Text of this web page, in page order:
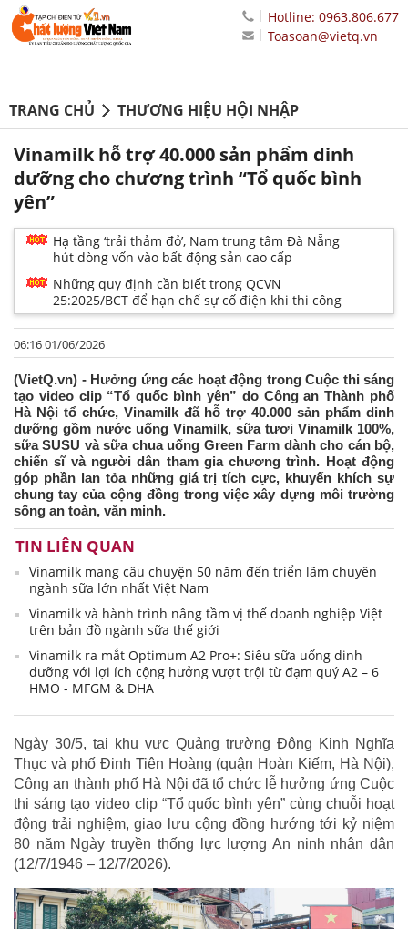
Hotline: 0963.806.677
Toasoan@vietq.vn
TRANG CHỦ THƯƠNG HIỆU HỘI NHẬP
Vinamilk hỗ trợ 40.000 sản phẩm dinh
dưỡng cho chương trình “Tổ quốc bình
yên”
Hạ tầng ‘trải thảm đỏ’, Nam trung tâm Đà Nẵng
hút dòng vốn vào bất động sản cao cấp
Những quy định cần biết trong QCVN
25:2025/BCT để hạn chế sự cố điện khi thi công
06:16 01/06/2026
(VietQ.vn) - Hưởng ứng các hoạt động trong Cuộc thi sáng
tạo video clip “Tổ quốc bình yên” do Công an Thành phố
Hà Nội tổ chức, Vinamilk đã hỗ trợ 40.000 sản phẩm dinh
dưỡng gồm nước uống Vinamilk, sữa tươi Vinamilk 100%,
sữa SUSU và sữa chua uống Green Farm dành cho cán bộ,
chiến sĩ và người dân tham gia chương trình. Hoạt động
góp phần lan tỏa những giá trị tích cực, khuyến khích sự
chung tay của cộng đồng trong việc xây dựng môi trường
sống an toàn, văn minh.
TIN LIÊN QUAN
Vinamilk mang câu chuyện 50 năm đến triển lãm chuyên
ngành sữa lớn nhất Việt Nam
Vinamilk và hành trình nâng tầm vị thế doanh nghiệp Việt
trên bản đồ ngành sữa thế giới
Vinamilk ra mắt Optimum A2 Pro+: Siêu sữa uống dinh
dưỡng với lợi ích cộng hưởng vượt trội từ đạm quý A2 – 6
HMO - MFGM & DHA
Ngày 30/5, tại khu vực Quảng trường Đông Kinh Nghĩa
Thục và phố Đinh Tiên Hoàng (quận Hoàn Kiếm, Hà Nội),
Công an thành phố Hà Nội đã tổ chức lễ hưởng ứng Cuộc
thi sáng tạo video clip “Tổ quốc bình yên” cùng chuỗi hoạt
động trải nghiệm, giao lưu cộng đồng hướng tới kỷ niệm
80 năm Ngày truyền thống lực lượng An ninh nhân dân
(12/7/1946 – 12/7/2026).